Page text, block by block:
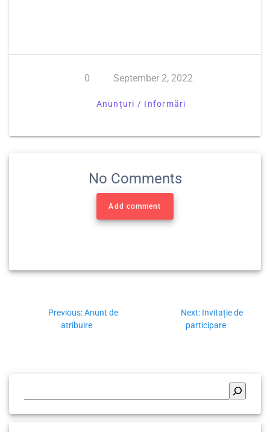
0 September 2, 2022
Anunțuri / Informări
No Comments
Add comment
Previous: Anunt de
atribuire
Next: Invitație de
participare